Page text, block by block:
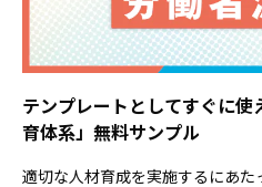
テンプレートとしてすぐに
育体系」無料サンプル
適切な人材育成を実施するにあた